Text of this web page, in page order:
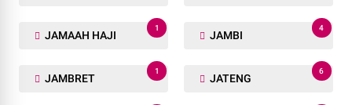
JAMAAH HAJI
1
JAMBI
4
JAMBRET
1
JATENG
6